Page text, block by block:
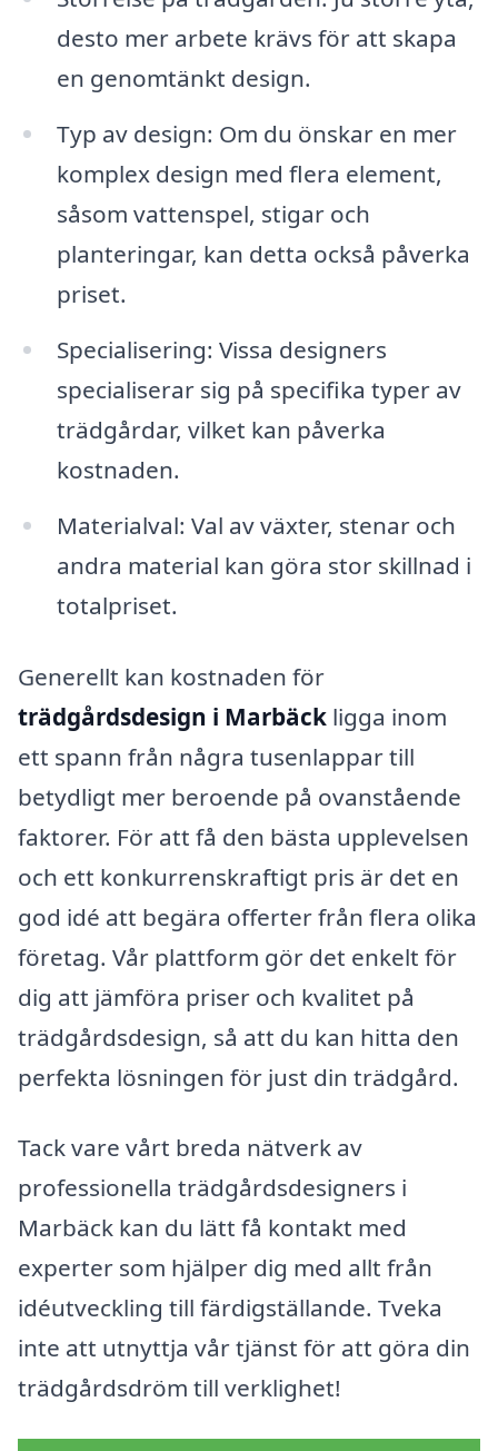
desto mer arbete krävs för att skapa
en genomtänkt design.
Typ av design: Om du önskar en mer
komplex design med flera element,
såsom vattenspel, stigar och
planteringar, kan detta också påverka
priset.
Specialisering: Vissa designers
specialiserar sig på specifika typer av
trädgårdar, vilket kan påverka
kostnaden.
Materialval: Val av växter, stenar och
andra material kan göra stor skillnad i
totalpriset.
Generellt kan kostnaden för
trädgårdsdesign i Marbäck ligga inom
ett spann från några tusenlappar till
betydligt mer beroende på ovanstående
faktorer. För att få den bästa upplevelsen
och ett konkurrenskraftigt pris är det en
god idé att begära offerter från flera olika
företag. Vår plattform gör det enkelt för
dig att jämföra priser och kvalitet på
trädgårdsdesign, så att du kan hitta den
perfekta lösningen för just din trädgård.
Tack vare vårt breda nätverk av
professionella trädgårdsdesigners i
Marbäck kan du lätt få kontakt med
experter som hjälper dig med allt från
idéutveckling till färdigställande. Tveka
inte att utnyttja vår tjänst för att göra din
trädgårdsdröm till verklighet!